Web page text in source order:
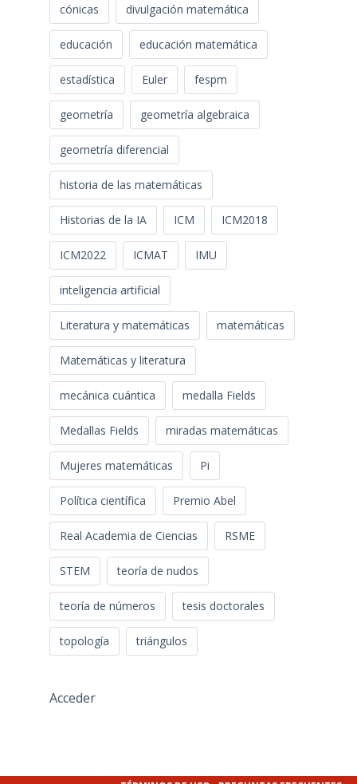
cónicas divulgación matemática
educación educación matemática
estadística Euler fespm
geometría geometría algebraica
geometría diferencial
historia de las matemáticas
Historias de la IA ICM ICM2018
ICM2022 ICMAT IMU
inteligencia artificial
Literatura y matemáticas matemáticas
Matemáticas y literatura
mecánica cuántica medalla Fields
Medallas Fields miradas matemáticas
Mujeres matemáticas Pi
Política científica Premio Abel
Real Academia de Ciencias RSME
STEM teoría de nudos
teoría de números tesis doctorales
topología triángulos
Acceder